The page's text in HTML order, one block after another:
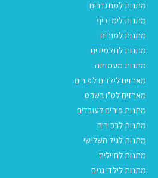
מתנות למתנדבים
מתנות לימי כיף
מתנות למורים
מתנות לתלמידים
מתנות מעמותה
מארזים לילדים לפורים
מארזים לט"ו בשבט
מתנות פורים לעובדים
מתנות לבכירים
מתנות לגיל השלישי
מתנות לחיילים
מתנות לילדי גנים